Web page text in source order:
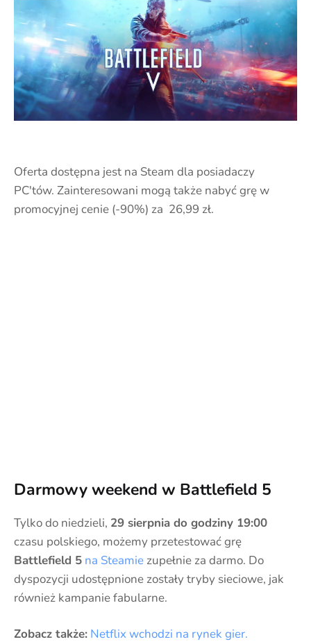
Oferta dostępna jest na Steam dla posiadaczy
PC'tów. Zainteresowani mogą także nabyć grę w
promocyjnej cenie (-90%) za 26,99 zł.
Darmowy weekend w Battlefield 5
Tylko do niedzieli, 29 sierpnia do godziny 19:00
czasu polskiego, możemy przetestować grę
Battlefield 5 na Steamie zupełnie za darmo. Do
dyspozycji udostępnione zostały tryby sieciowe, jak
również kampanie fabularne.
Zobacz także: Netflix wchodzi na rynek gier.